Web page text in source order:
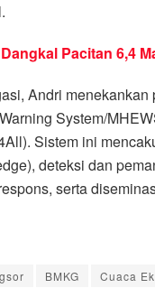
Pacitan 6,4
Andri
System/
Sistem ini
deteksi dan
serta
BMKG Cuaca